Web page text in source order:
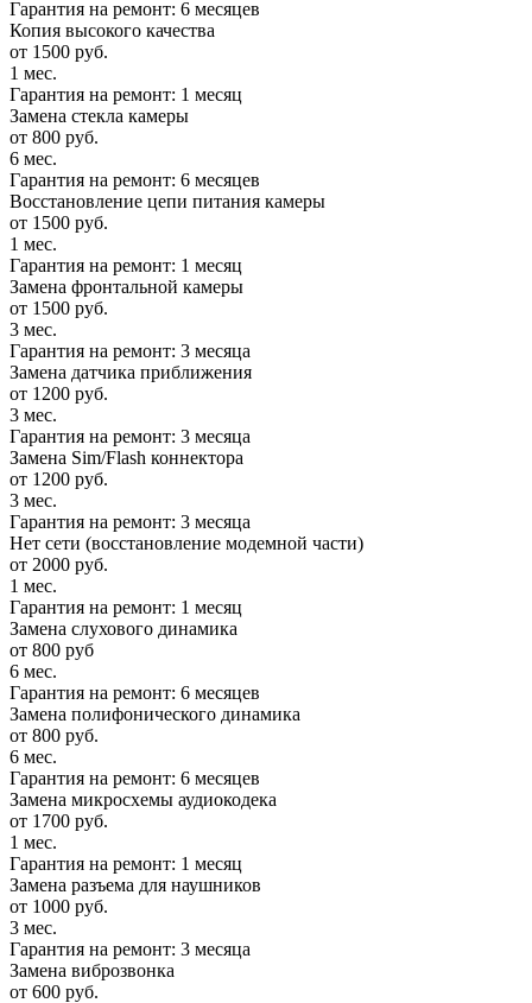
Гарантия на ремонт: 6 месяцев
Копия высокого качества
от 1500 руб.
1 мес.
Гарантия на ремонт: 1 месяц
Замена стекла камеры
от 800 руб.
6 мес.
Гарантия на ремонт: 6 месяцев
Восстановление цепи питания камеры
от 1500 руб.
1 мес.
Гарантия на ремонт: 1 месяц
Замена фронтальной камеры
от 1500 руб.
3 мес.
Гарантия на ремонт: 3 месяца
Замена датчика приближения
от 1200 руб.
3 мес.
Гарантия на ремонт: 3 месяца
Замена Sim/Flash коннектора
от 1200 руб.
3 мес.
Гарантия на ремонт: 3 месяца
Нет сети (восстановление модемной части)
от 2000 руб.
1 мес.
Гарантия на ремонт: 1 месяц
Замена слухового динамика
от 800 руб
6 мес.
Гарантия на ремонт: 6 месяцев
Замена полифонического динамика
от 800 руб.
6 мес.
Гарантия на ремонт: 6 месяцев
Замена микросхемы аудиокодека
от 1700 руб.
1 мес.
Гарантия на ремонт: 1 месяц
Замена разъема для наушников
от 1000 руб.
3 мес.
Гарантия на ремонт: 3 месяца
Замена виброзвонка
от 600 руб.